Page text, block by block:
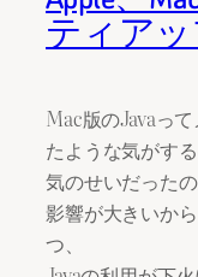
ティア
Mac版のJavaっ
たような気がする
気のせいだった
影響が大きいか
つ、